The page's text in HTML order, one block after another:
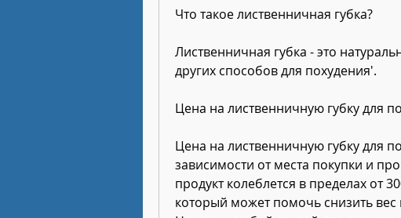
Что такое лиственничная губка?
Лиственничная губка - это
других способов для похудения'.
Цена на лиственничную губку для
Цена на лиственничную губку для
зависимости от места покупки и
продукт колеблется в пределах от
который может помочь снизить